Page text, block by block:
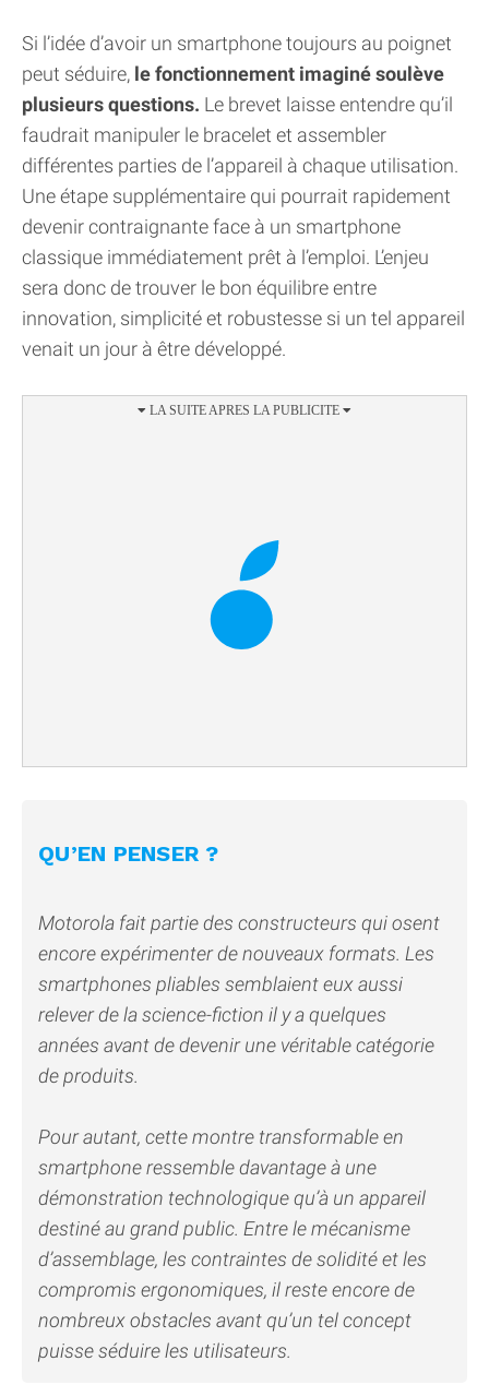
Si l’idée d’avoir un smartphone toujours au poignet
peut séduire, le fonctionnement imaginé soulève
plusieurs questions. Le brevet laisse entendre qu’il
faudrait manipuler le bracelet et assembler
différentes parties de l’appareil à chaque utilisation.
Une étape supplémentaire qui pourrait rapidement
devenir contraignante face à un smartphone
classique immédiatement prêt à l’emploi. L’enjeu
sera donc de trouver le bon équilibre entre
innovation, simplicité et robustesse si un tel appareil
venait un jour à être développé.
QU’EN PENSER ?
Motorola fait partie des constructeurs qui osent
encore expérimenter de nouveaux formats. Les
smartphones pliables semblaient eux aussi
relever de la science-fiction il y a quelques
années avant de devenir une véritable catégorie
de produits.
Pour autant, cette montre transformable en
smartphone ressemble davantage à une
démonstration technologique qu’à un appareil
destiné au grand public. Entre le mécanisme
d’assemblage, les contraintes de solidité et les
compromis ergonomiques, il reste encore de
nombreux obstacles avant qu’un tel concept
puisse séduire les utilisateurs.